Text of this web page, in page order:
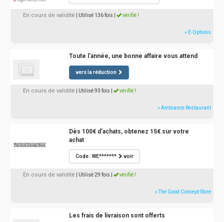
En cours de validité | Utilisé 136 fois vérifié !
» E-Options
Toute l'année, une bonne affaire vous attend
vers la réduction
En cours de validité | Utilisé 93 fois vérifié !
» Ambiance Restaurant
Dès 100€ d'achats, obtenez 15€ sur votre
achat
Code : WE******* voir
En cours de validité | Utilisé 29 fois vérifié !
» The Good Concept Store
Les frais de livraison sont offerts